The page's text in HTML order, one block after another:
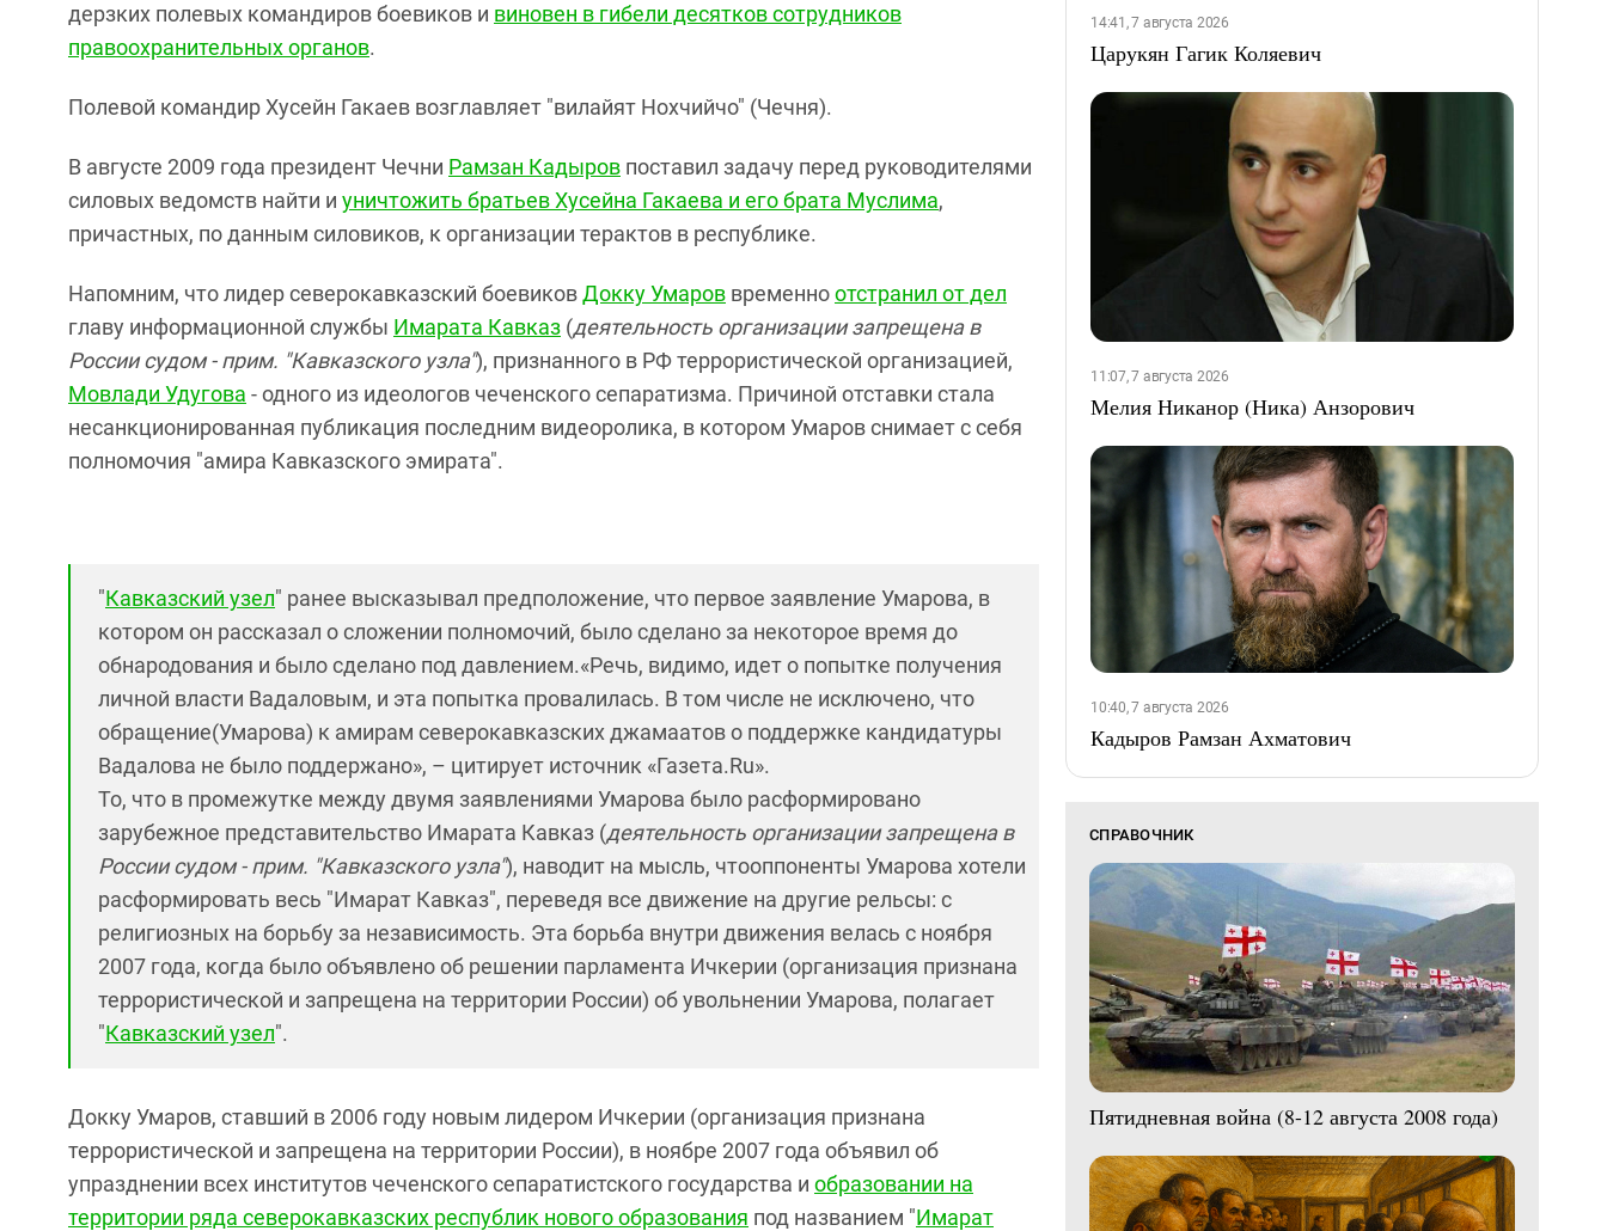
дерзких полевых командиров боевиков и виновен в гибели десятков сотрудников
правоохранительных органов.
Полевой командир Хусейн Гакаев возглавляет "вилайят Нохчийчо" (Чечня).
В августе 2009 года президент Чечни Рамзан Кадыров поставил задачу перед руководителями
силовых ведомств найти и уничтожить братьев Хусейна Гакаева и его брата Муслима,
причастных, по данным силовиков, к организации терактов в республике.
Напомним, что лидер северокавказский боевиковДокку Умаров временноотстранил от дел
главу информационной службы Имарата Кавказ (деятельность организации запрещена в
России судом - прим. "Кавказского узла"), признанного в РФ террористической организацией,
Мовлади Удугова - одного из идеологов чеченского сепаратизма. Причиной отставки стала
несанкционированная публикация последним видеоролика, в котором Умаров снимает с себя
полномочия "амира Кавказского эмирата".
"Кавказский узел" ранее высказывал предположение, что первое заявление Умарова, в
котором он рассказал о сложении полномочий, было сделано за некоторое время до
обнародования и было сделано под давлением.«Речь, видимо, идет о попытке получения
личной власти Вадаловым, и эта попытка провалилась. В том числе не исключено, что
обращение(Умарова) к амирам северокавказских джамаатов о поддержке кандидатуры
Вадалова не было поддержано», – цитирует источник «Газета.Ru».
То, что в промежутке между двумя заявлениями Умарова было расформировано
зарубежное представительство Имарата Кавказ (деятельность организации запрещена в
России судом - прим. "Кавказского узла"), наводит на мысль, чтооппоненты Умарова хотели
расформировать весь "Имарат Кавказ", переведя все движение на другие рельсы: с
религиозных на борьбу за независимость. Эта борьба внутри движения велась с ноября
2007 года, когда было объявлено об решении парламента Ичкерии (организация признана
террористической и запрещена на территории России) об увольнении Умарова, полагает
"Кавказский узел".
Докку Умаров, ставший в 2006 году новым лидером Ичкерии (организация признана
террористической и запрещена на территории России), в ноябре 2007 года объявил об
упразднении всех институтов чеченского сепаратистского государства и образовании на
территории ряда северокавказских республик нового образования под названием "Имарат
14:41, 7 августа 2026
Царукян Гагик Коляевич
11:07, 7 августа 2026
Мелия Никанор (Ника) Анзорович
10:40, 7 августа 2026
Кадыров Рамзан Ахматович
СПРАВОЧНИК
Пятидневная война (8-12 августа 2008 года)